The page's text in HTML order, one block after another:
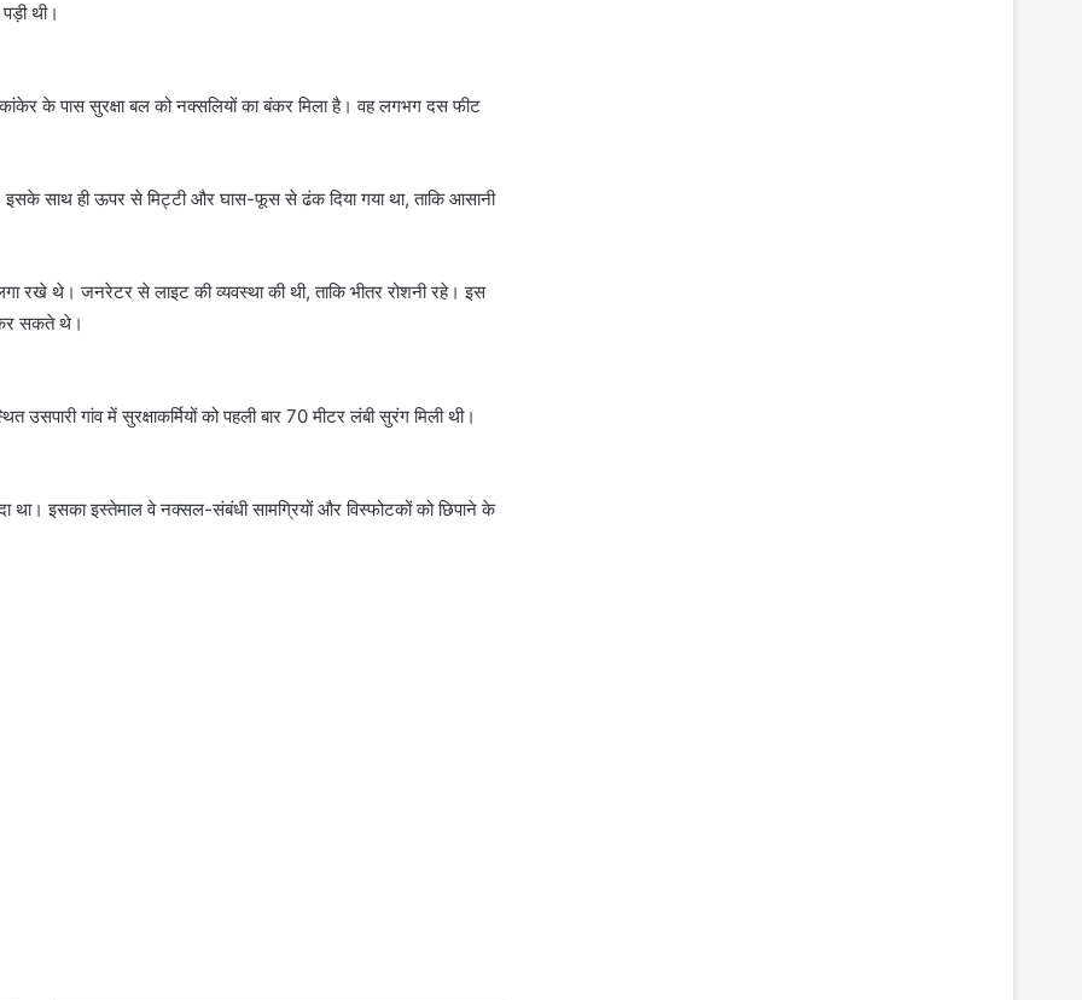
थी।
के पास सुरक्षा बल को नक्सलियों का बंकर मिला है। वह लगभग दस फीट
साथ ही ऊपर से मिट्टी और घास-फूस से ढंक दिया गया था, ताकि आसानी
थे। जनरेटर से लाइट की व्यवस्था की थी, ताकि भीतर रोशनी रहे। इस
सकते थे।
गांव में सुरक्षाकर्मियों को पहली बार 70 मीटर लंबी सुरंग मिली थी।
था। इसका इस्तेमाल वे नक्सल-संबंधी सामग्रियों और विस्फोटकों को छिपाने के